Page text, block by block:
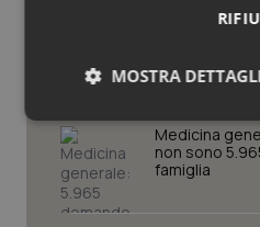
Ulcera & Reflusso
Vaccini
Cresce la
numero più
anni
Medicina
non sono
famiglia
MOSTRA
Necessari